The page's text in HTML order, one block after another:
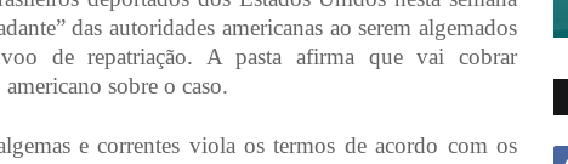
das autoridades americanas ao serem algemados
de repatriação. A pasta afirma que vai cobrar
sobre o caso.
e correntes viola os termos de acordo com os